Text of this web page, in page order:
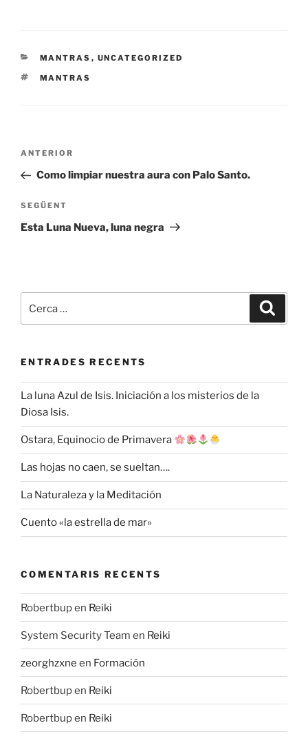
CATEGORIES
MANTRAS , UNCATEGORIZED
ETIQUETES
MANTRAS
Navegació
Entrada
anterior
ANTERIOR
Como limpiar nuestra aura con Palo Santo.
Entrada
següent
SEGÜENT
Esta Luna Nueva, luna negra
ENTRADES RECENTS
La luna Azul de Isis. Iniciación a los misterios de la
Diosa Isis.
Ostara, Equinocio de Primavera
Las hojas no caen, se sueltan….
La Naturaleza y la Meditación
Cuento «la estrella de mar»
COMENTARIS RECENTS
Robertbupen Reiki
System Security Team en Reiki
zeorghzxne en Formación
Robertbupen Reiki
Robertbupen Reiki